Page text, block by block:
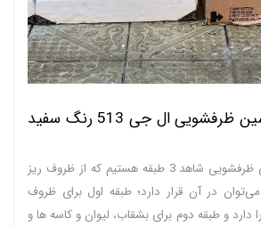
طراحی داخلی ماشین ظرفشویی ال جی 513 رنگ سفید
در بخش طراحی داخلی ظرفشویی شاهد 3 طبقه هستیم که از ظروف ریز
می‌توان در آن قرار دارد؛ طبقه اول برای ظروف
دارد و طبقه دوم برای بشقاب، لیوان و کاسه ها و